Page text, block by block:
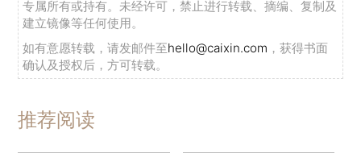
专属所有或持有。未经许可，禁止进行转载、摘编、复制及
建立镜像等任何使用。
如有意愿转载，请发邮件至hello@caixin.com ，获得书面
确认及授权后，方可转载。
推荐阅读